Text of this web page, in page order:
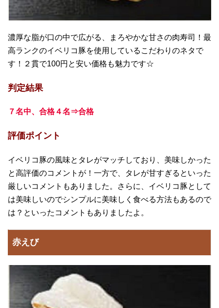
濃厚な脂が口の中で広がる、まろやかな甘さの肉寿司！最
高ランクのイベリコ豚を使用しているこだわりのネタで
す！２貫で100円と安い価格も魅力です☆
判定結果
７名中、合格４名⇒合格
評価ポイント
イベリコ豚の風味とタレがマッチしており、美味しかった
と高評価のコメントが！一方で、タレが甘すぎるといった
厳しいコメントもありました。さらに、イベリコ豚として
は美味しいのでシンプルに美味しく食べる方法もあるので
は？といったコメントもありましたよ。
赤えび